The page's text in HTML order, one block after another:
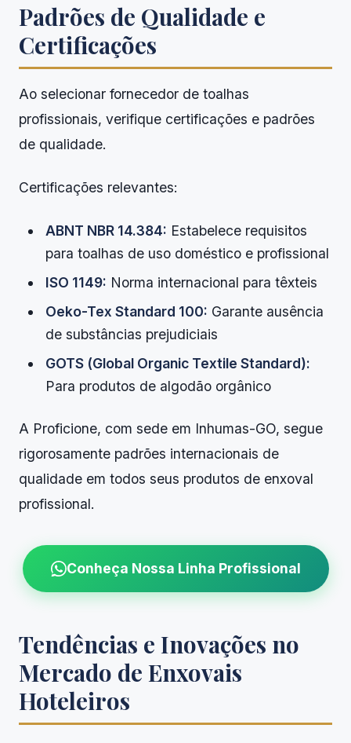
Padrões de Qualidade e
Certificações
Ao selecionar fornecedor de toalhas
profissionais, verifique certificações e padrões
de qualidade.
Certificações relevantes:
ABNT NBR 14.384: Estabelece requisitos
para toalhas de uso doméstico e profissional
ISO 1149: Norma internacional para têxteis
Oeko-Tex Standard 100: Garante ausência
de substâncias prejudiciais
GOTS (Global Organic Textile Standard):
Para produtos de algodão orgânico
A Proficione, com sede em Inhumas-GO, segue
rigorosamente padrões internacionais de
qualidade em todos seus produtos de enxoval
profissional.
Conheça Nossa Linha Profissional
Tendências e Inovações no
Mercado de Enxovais
Hoteleiros